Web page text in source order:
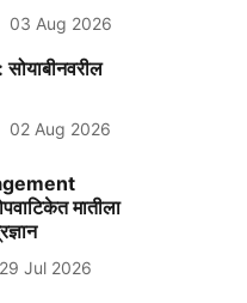
03 Aug 2026
02 Aug 2026
मातीला
29 Jul 2026